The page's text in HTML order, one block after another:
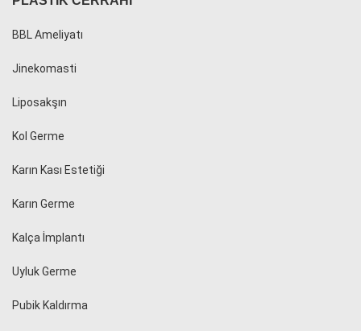
BBL Ameliyatı
Jinekomasti
Liposakşın
Kol Germe
Karın Kası Estetiği
Karın Germe
Kalça İmplantı
Uyluk Germe
Pubik Kaldırma